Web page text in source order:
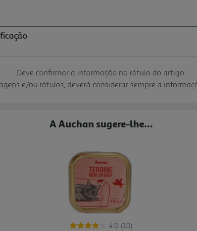
Deve confirmar a informação no rótulo do artigo.
e/ou rótulos, deverá considerar sempre a
A Auchan sugere-lhe...
4.0 (10)